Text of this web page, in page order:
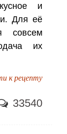
и
Для её
совсем
их
к рецепту
33540